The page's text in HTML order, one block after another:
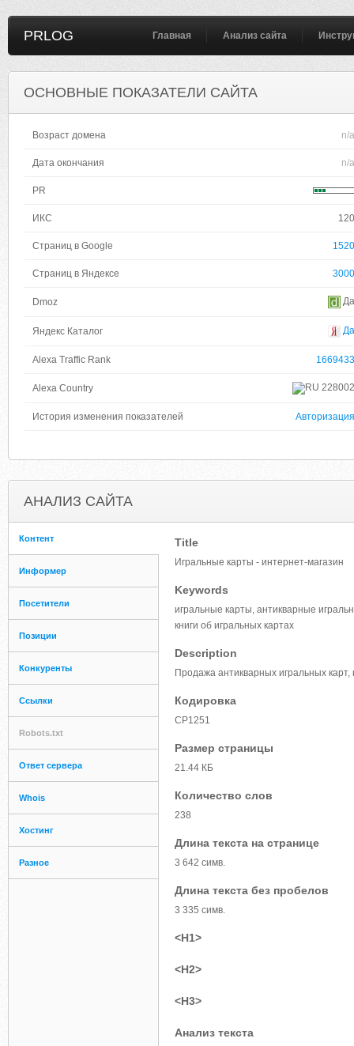
PRLOG Главная Анализ сайта
ОСНОВНЫЕ ПОКАЗАТЕЛИ САЙТА
Возраст домена n/a
Дата окончания n/a
PR
ИКС 120
Страниц в Google 1520
Страниц в Яндексе 3000
Dmoz Да
Яндекс Каталог Да
Alexa Traffic Rank 1669433
Alexa Country 228002
История изменения показателей Авторизация
АНАЛИЗ САЙТА
Контент
Информер
Посетители
Позиции
Конкуренты
Ссылки
Robots.txt
Ответ сервера
Whois
Хостинг
Разное
Title
Игральные карты - интернет-магазин
Keywords
игральные карты, антикварные
книги об игральных картах
Description
Продажа антикварных игральных карт,
Кодировка
CP1251
Размер страницы
21.44 КБ
Количество слов
238
Длина текста на странице
3 642 симв.
Длина текста без пробелов
3 335 симв.
<H1>
<H2>
<H3>
Анализ текста